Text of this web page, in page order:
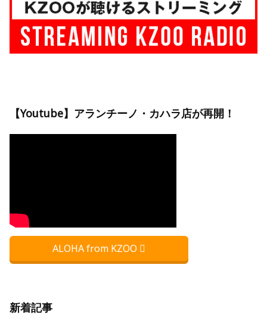
【Youtube】アランチーノ・カハラ店が再開！
ALOHA from KZOO
新着記事